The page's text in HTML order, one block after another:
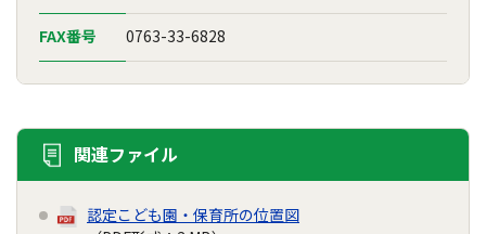
FAX番号 0763-33-6828
関連ファイル
認定こども園・保育所の位置図